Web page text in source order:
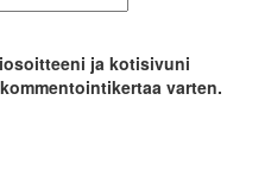
ja kotisivuni
varten.